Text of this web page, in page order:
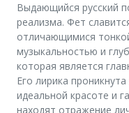
Выдающийся русский
реализма. Фет
отличающимися
музыкальностью и
которая является
Его лирика
идеальной красоте и
находят отражение